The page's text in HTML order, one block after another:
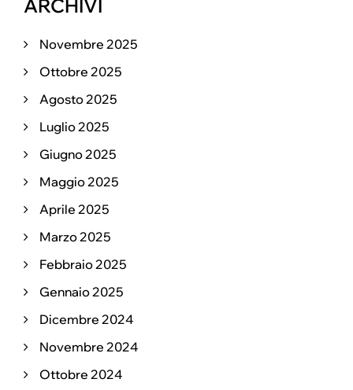
ARCHIVI
Novembre 2025
Ottobre 2025
Agosto 2025
Luglio 2025
Giugno 2025
Maggio 2025
Aprile 2025
Marzo 2025
Febbraio 2025
Gennaio 2025
Dicembre 2024
Novembre 2024
Ottobre 2024